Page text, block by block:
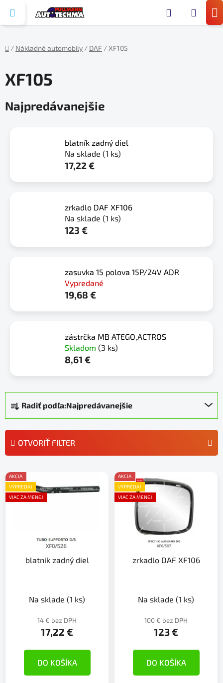
obsah
/ Nákladné automobily / DAF /XF105
XF105
Najpredávanejšie
blatník zadný diel
Na sklade (1 ks)
17,22 €
zrkadlo DAF XF106
Na sklade (1 ks)
123 €
zasuvka 15 polova 15P/24V ADR
Vypredané
19,68 €
zástrčka MB ATEGO,ACTROS
Skladom (3 ks)
8,61 €
R
a
d
e
n
e
p
r
Radiť podľa:Najpredávanejšie
OTVORIŤ FILTER
V
ý
p
AKCIA
VÝPREDAJ
VIAC ZA MENEJ
blatník zadný diel
Na sklade (1 ks)
14 € bez DPH
17,22 €
DO KOŠÍKA
AKCIA
VÝPREDAJ
VIAC ZA MENEJ
zrkadlo DAF XF106
Na sklade (1 ks)
100 € bez DPH
123 €
DO KOŠÍKA